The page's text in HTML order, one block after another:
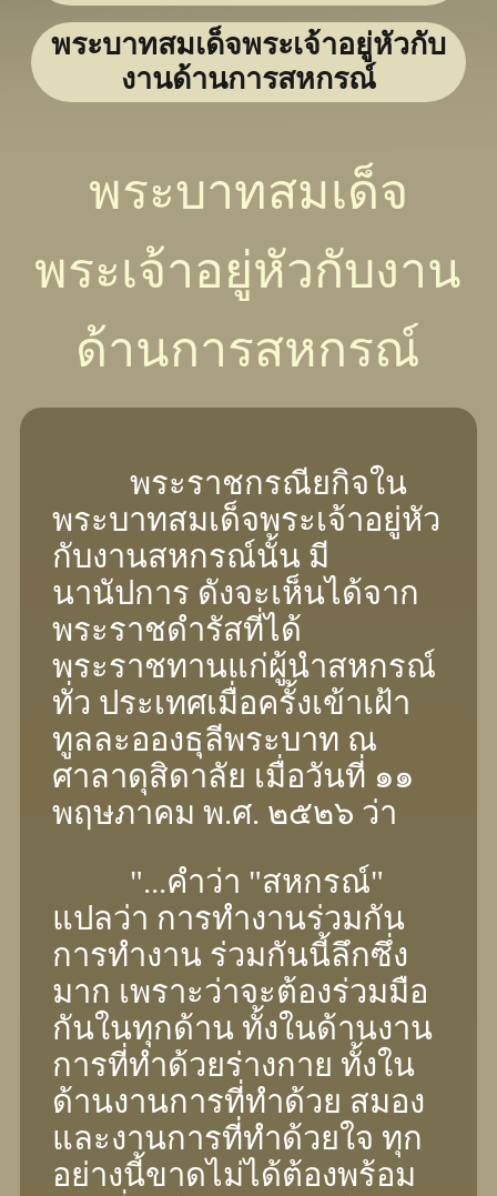
พระบาทสมเด็จพระเจ้าอยู่หัวกับ
งานด้านการสหกรณ์
พระบาทสมเด็จ
พระเจ้าอยู่หัวกับงาน
ด้านการสหกรณ์
พระราชกรณียกิจใน
พระบาทสมเด็จพระเจ้าอยู่หัว
กับงานสหกรณ์นั้น มี
นานัปการ ดังจะเห็นได้จาก
พระราชดํารัสที่ได้
พระราชทานแก่ผู้นําสหกรณ์
ทั่ว ประเทศเมื่อครั้งเข้าเฝ้า
ทูลละอองธุลีพระบาท ณ
ศาลาดุสิดาลัย เมื่อวันที่ ๑๑
พฤษภาคม พ.ศ. ๒๕๒๖ ว่า
"...คำว่า "สหกรณ์"
แปลว่า การทํางานร่วมกัน
การทํางาน ร่วมกันนี้ลึกซึ่ง
มาก เพราะว่าจะต้องร่วมมือ
กันในทุกด้าน ทั้งในด้านงาน
การที่ทําด้วยร่างกาย ทั้งใน
ด้านงานการที่ทําด้วย สมอง
และงานการที่ทําด้วยใจ ทุก
อย่างนี้ขาดไม่ได้ต้องพร้อม